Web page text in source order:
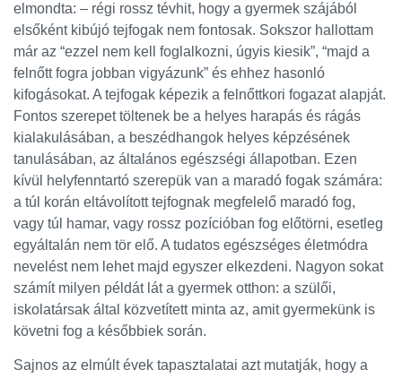
elmondta: – régi rossz tévhit, hogy a gyermek szájából
elsőként kibújó tejfogak nem fontosak. Sokszor hallottam
már az “ezzel nem kell foglalkozni, úgyis kiesik”, “majd a
felnőtt fogra jobban vigyázunk” és ehhez hasonló
kifogásokat. A tejfogak képezik a felnőttkori fogazat alapját.
Fontos szerepet töltenek be a helyes harapás és rágás
kialakulásában, a beszédhangok helyes képzésének
tanulásában, az általános egészségi állapotban. Ezen
kívül helyfenntartó szerepük van a maradó fogak számára:
a túl korán eltávolított tejfognak megfelelő maradó fog,
vagy túl hamar, vagy rossz pozícióban fog előtörni, esetleg
egyáltalán nem tör elő. A tudatos egészséges életmódra
nevelést nem lehet majd egyszer elkezdeni. Nagyon sokat
számít milyen példát lát a gyermek otthon: a szülői,
iskolatársak által közvetített minta az, amit gyermekünk is
követni fog a későbbiek során.
Sajnos az elmúlt évek tapasztalatai azt mutatják, hogy a